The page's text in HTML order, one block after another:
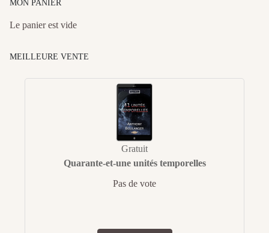
MON PANIER
Le panier est vide
MEILLEURE VENTE
Gratuit
Quarante-et-une unités temporelles
Pas de vote